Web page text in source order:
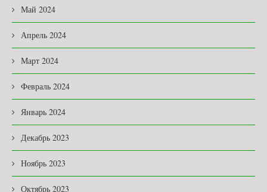
Май 2024
Апрель 2024
Март 2024
Февраль 2024
Январь 2024
Декабрь 2023
Ноябрь 2023
Октябрь 2023